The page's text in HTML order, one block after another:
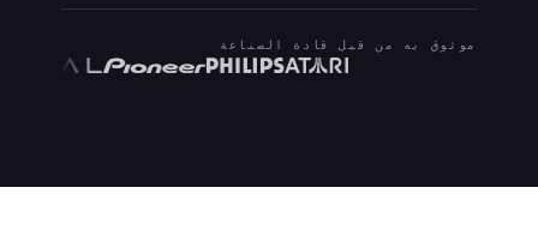
موثوق به من قبل قادة الصناعة